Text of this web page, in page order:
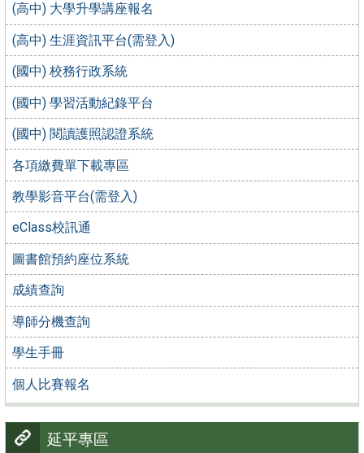
(高中) 大學升學講座報名
(高中) 生涯資訊平台(需登入)
(國中) 校務行政系統
(國中) 學習活動紀錄平台
(國中) 閱讀護照認證系統
各項繳費單下載專區
教學影音平台(需登入)
eClass校訊通
圖書館預約座位系統
成績查詢
導師分機查詢
學生手冊
個人比賽報名
延平專區